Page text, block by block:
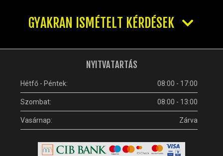
GYAKRAN ISMÉTELT KÉRDÉSEK
NYITVATARTÁS
Hétfő - Péntek: 08:00 - 17:00
Szombat: 08:00 - 13:00
Vasárnap: Zárva